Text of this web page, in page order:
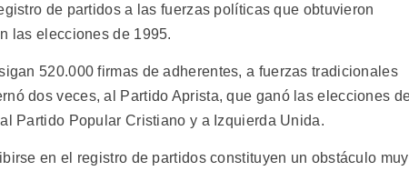
de partidos a las fuerzas políticas que obtuvieron
las elecciones de 1995.
520.000 firmas de adherentes, a fuerzas tradicionales
dos veces, al Partido Aprista, que ganó las elecciones
Partido Popular Cristiano y a Izquierda Unida.
en el registro de partidos constituyen un obstáculo muy